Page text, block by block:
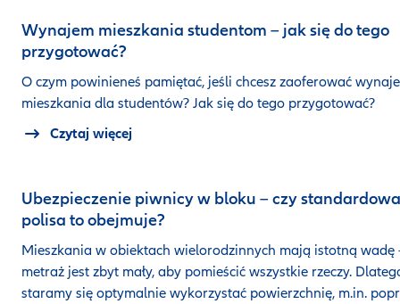
Wynajem mieszkania studentom – jak się do tego
przygotować?
O czym powinieneś pamiętać, jeśli chcesz zaoferować
mieszkania dla studentów? Jak się do tego przygotować?
Czytaj więcej
Ubezpieczenie piwnicy w bloku – czy standardowa
polisa to obejmuje?
Mieszkania w obiektach wielorodzinnych mają istotną wadę
metraż jest zbyt mały, aby pomieścić wszystkie rzeczy.
staramy się optymalnie wykorzystać powierzchnię, m.in.